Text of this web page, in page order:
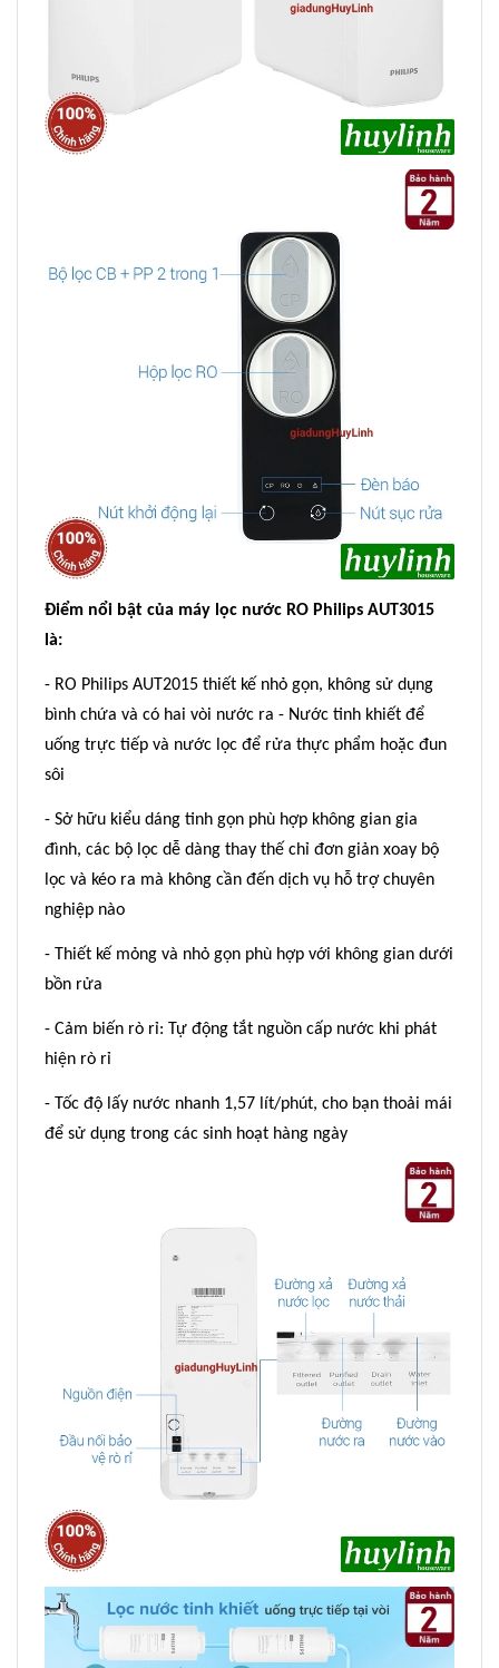
Điểm nổi bật của máy lọc nước RO Philips AUT3015
là:
- RO Philips AUT2015 thiết kế nhỏ gọn, không sử dụng
bình chứa và có hai vòi nước ra - Nước tinh khiết để
uống trực tiếp và nước lọc để rửa thực phẩm hoặc đun
sôi
- Sở hữu kiểu dáng tinh gọn phù hợp không gian gia
đình, các bộ lọc dễ dàng thay thế chỉ đơn giản xoay bộ
lọc và kéo ra mà không cần đến dịch vụ hỗ trợ chuyên
nghiệp nào
- Thiết kế mỏng và nhỏ gọn phù hợp với không gian dưới
bồn rửa
- Cảm biến rò rỉ: Tự động tắt nguồn cấp nước khi phát
hiện rò rỉ
- Tốc độ lấy nước nhanh 1,57 lít/phút, cho bạn thoải mái
để sử dụng trong các sinh hoạt hàng ngày